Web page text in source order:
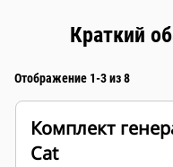
Краткий
Отображение 1-3 из 8
Комплект
Cat